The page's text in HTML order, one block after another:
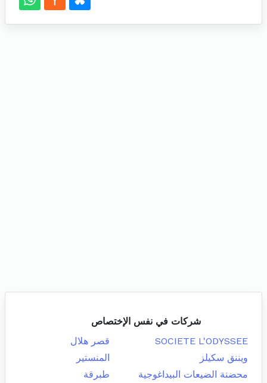
شركات في نفس الإختصاص
SOCIETE L'ODYSSEE
قصر هلال
ويننق سكيلز
المنستير
محضنة الضيعات البيداغوجية
طبرقة